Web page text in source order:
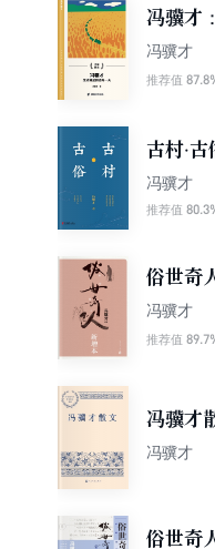
冯骥才
每一天
冯骥才
推荐值
古村·古
冯骥才
推荐值
俗世奇
冯骥才
推荐值
冯骥才
冯骥才
俗世奇